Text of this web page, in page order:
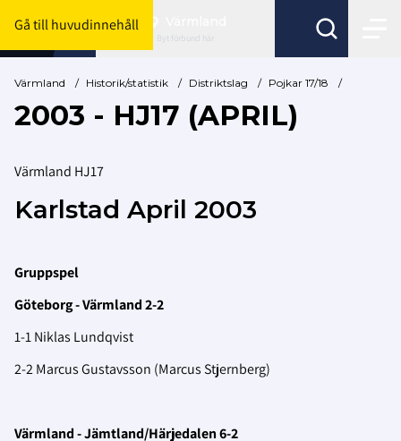
Gå till huvudinnehåll
Byt förbund här
Värmland / Historik/statistik / Distriktslag / Pojkar 17/18 /
2003 - HJ17 (APRIL)
Värmland HJ17
Karlstad April 2003
Gruppspel
Göteborg - Värmland 2-2
1-1 Niklas Lundqvist
2-2 Marcus Gustavsson (Marcus Stjernberg)
Värmland - Jämtland/Härjedalen 6-2